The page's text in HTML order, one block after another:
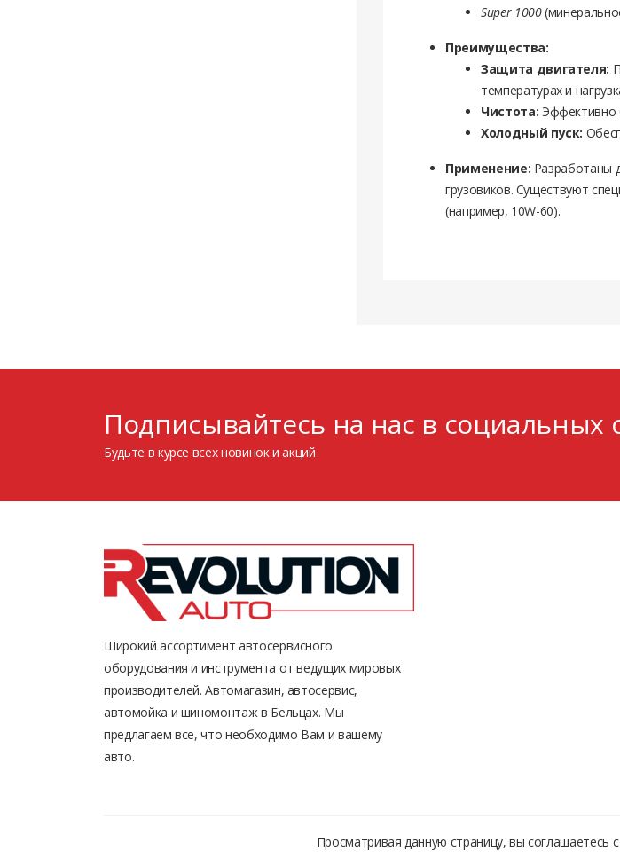
Super 1000
Преимущества:
Защита двигателя:
температурах и
Чистота: Эффективно
Холодный пуск:
Применение: Разработаны
грузовиков. Существуют
(например, 10W-60).
Подписывайтесь на нас в социальных
Будьте в курсе всех новинок и акций
Широкий ассортимент автосервисного
оборудования и инструмента от ведущих мировых
производителей. Автомагазин, автосервис,
автомойка и шиномонтаж в Бельцах. Мы
предлагаем все, что необходимо Вам и вашему
авто.
Просматривая данную страницу, вы соглашаетесь